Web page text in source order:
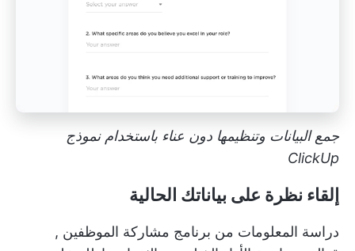
جمع البيانات وتنظيمها دون عناء باستخدام نموذج
ClickUp
إلقاء نظرة على بياناتك الحالية
دراسة المعلومات من برنامج مشاركة الموظفين ,